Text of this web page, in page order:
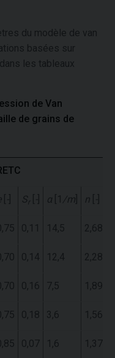
du modèle de van
basées sur
les tableaux
de Van
de grains de
[ Sr α [1 /m n
0,11 14,5 2,68
0,14 12,4 2,28
0,16 7,5 1,89
0,18 3,6 1,56
0,07 1,6 1,37